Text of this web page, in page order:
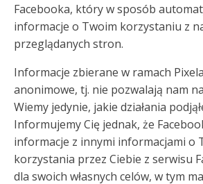
Facebooka, który w sposób
informacje o Twoim korzystaniu z
przeglądanych stron.
Informacje zbierane w ramach
anonimowe, tj. nie pozwalają nam
Wiemy jedynie, jakie działania
Informujemy Cię jednak, że
informacje z innymi informacjami o
korzystania przez Ciebie z serwisu
dla swoich własnych celów, w tym